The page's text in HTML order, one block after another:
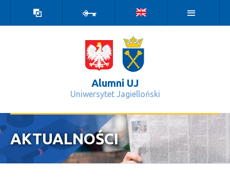
kontrastowa
Alumni UJ
Uniwersytet Jagielloński
Relacje z wydarzeń - Alumni UJ
AKTUALNOŚCI